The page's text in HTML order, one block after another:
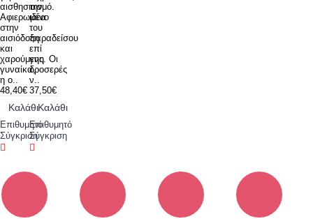
αισθησιασμό.
Αφιερωμένο
στην
αισιόδοξη
και
χαρούμενη
γυναίκα,
η ο..
48,40€
Καλάθι
Επιθυμητό
Σύγκριση
την
ιδέα
του
παραδείσου
επί
γης. Οι
δροσερές
ν..
37,50€
Καλάθι
Επιθυμητό
Σύγκριση